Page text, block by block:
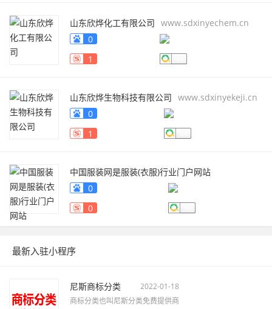
山东欣烨化工有限公司 www.sdxinyechem.cn
0
1
山东欣烨生物科技有限公司 www.sdxinyekeji.cn
0
1
中国服装网是服装(衣服)行业门户网站
fuzhuang.qiyeku.cn
0
0
最新入驻小程序
尼斯商标分类
2022-01-18
商标分类也叫尼斯分类免费提供商